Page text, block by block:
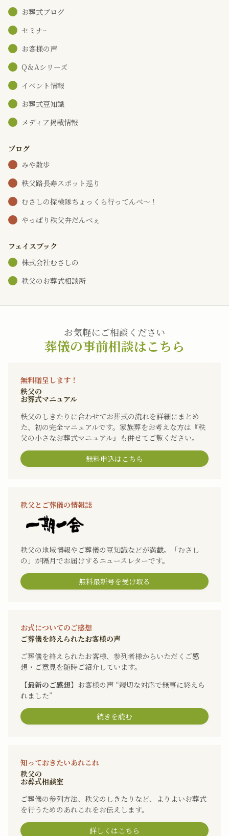
お葬式ブログ
セミナｰ
お客様の声
Q＆Aシリーズ
イベント情報
お葬式豆知識
メディア掲載情報
ブログ
みや散歩
秩父路長寿スポット巡り
むさしの探検隊ちょっくら行ってんべ～！
やっぱり秩父弁だんべぇ
フェイスブック
株式会社むさしの
秩父のお葬式相談所
お気軽にご相談ください
葬儀の事前相談はこちら
無料贈呈します！
秩父の
お葬式マニュアル
秩父のしきたりに合わせてお葬式の流れを詳細にまとめ
た、初の完全マニュアルです。家族葬をお考えな方は『秩
父の小さなお葬式マニュアル』も併せてご覧ください。
無料申込はこちら
秩父とご葬儀の情報誌
秩父の地域情報やご葬儀の豆知識などが満載。「むさし
の」が隔月でお届けするニュースレターです。
無料最新号を受け取る
お式についてのご感想
ご葬儀を終えられたお客様の声
ご葬儀を終えられたお客様、参列者様からいただくご感
想・ご意見を随時ご紹介しています。
【最新のご感想】 お客様の声 “親切な対応で無事に終えら
れました”
続きを読む
知っておきたいあれこれ
秩父の
お葬式相談室
ご葬儀の参列方法、秩父のしきたりなど、よりよいお葬式
を行うためのあれこれをお伝えします。
詳しくはこちら